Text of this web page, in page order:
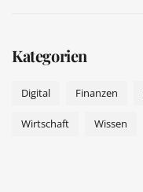
Kategorien
Digital Finanzen
Wirtschaft Wissen